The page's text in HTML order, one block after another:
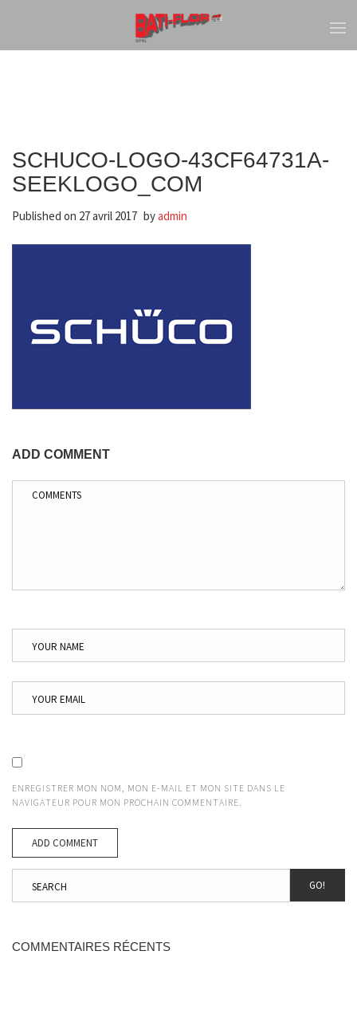
SCHUCO-LOGO-43CF64731A-
SEEKLOGO_COM
Published on 27 avril 2017 byadmin
ADD COMMENT
ENREGISTRER MON NOM, MON E-MAIL ET MON SITE DANS LE
NAVIGATEUR POUR MON PROCHAIN COMMENTAIRE.
GO!
COMMENTAIRES RÉCENTS